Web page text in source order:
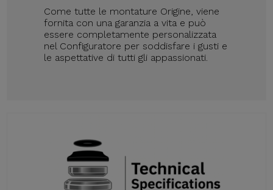
Come tutte le montature Origine, viene
fornita con una garanzia a vita e può
essere completamente personalizzata
nel Configuratore per soddisfare i gusti e
le aspettative di tutti gli appassionati.